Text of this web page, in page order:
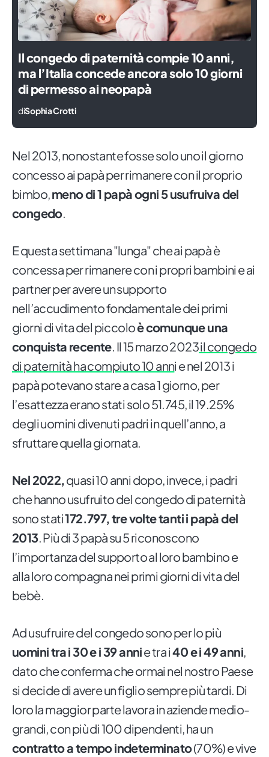
Il congedo di paternità compie 10 anni,
ma l’Italia concede ancora solo 10 giorni
di permesso ai neopapà
diSophia Crotti
Nel 2013, nonostante fosse solo uno il giorno
concesso ai papà per rimanere con il proprio
bimbo,meno di 1 papà ogni 5 usufruiva del
congedo.
E questa settimana "lunga" che ai papà è
concessa per rimanere con i propri bambini e ai
partner per avere un supporto
nell’accudimento fondamentale dei primi
giorni di vita del piccoloè comunque una
conquista recente. Il 15 marzo 2023il congedo
di paternità ha compiuto 10 anni e nel 2013 i
papà potevano stare a casa 1 giorno, per
l’esattezza erano stati solo 51.745, il 19.25%
degli uomini divenuti padri in quell’anno, a
sfruttare quella giornata.
Nel 2022, quasi 10 anni dopo, invece, i padri
che hanno usufruito del congedo di paternità
sono stati172.797, tre volte tanti i papà del
2013. Più di 3 papà su 5 riconoscono
l’importanza del supporto al loro bambino e
alla loro compagna nei primi giorni di vita del
bebè.
Ad usufruire del congedo sono per lo più
uomini tra i 30 e i 39 annie tra i40 e i 49 anni,
dato che conferma che ormai nel nostro Paese
si decide di avere un figlio sempre più tardi. Di
loro la maggior parte lavora in aziende medio-
grandi, con più di 100 dipendenti, ha un
contratto a tempo indeterminato(70%) e vive